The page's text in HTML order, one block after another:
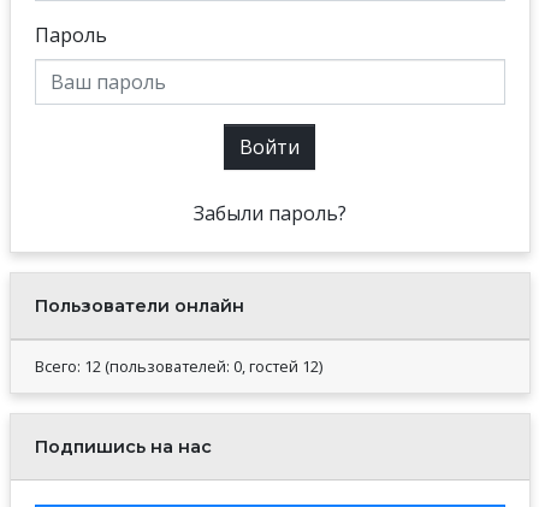
Пароль
Войти
Забыли пароль?
Пользователи онлайн
Всего: 12 (пользователей: 0, гостей 12)
Подпишись на нас